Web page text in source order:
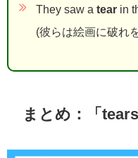
They saw a tear in
(彼らは絵画に破れ
まとめ：「